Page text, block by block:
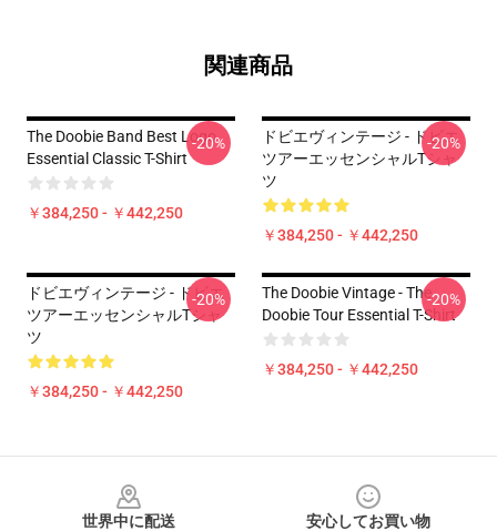
関連商品
The Doobie Band Best Logo
Essential Classic T-Shirt
￥384,250 - ￥442,250
-20%
ドビエヴィンテージ - ドビエ
ツアーエッセンシャルTシャ
ツ
￥384,250 - ￥442,250
-20%
ドビエヴィンテージ - ドビエ
ツアーエッセンシャルTシャ
ツ
￥384,250 - ￥442,250
-20%
The Doobie Vintage - The
Doobie Tour Essential T-Shirt
￥384,250 - ￥442,250
-20%
世界中に配送
安心してお買い物